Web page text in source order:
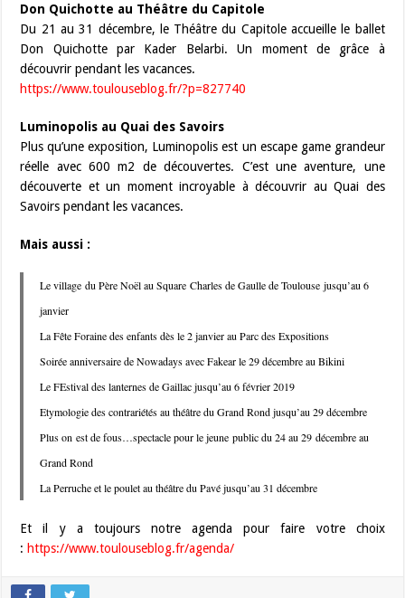
Don Quichotte au Théâtre du Capitole
Du 21 au 31 décembre, le Théâtre du Capitole accueille le ballet
Don Quichotte par Kader Belarbi. Un moment de grâce à
découvrir pendant les vacances.
https://www.toulouseblog.fr/?p=827740
Luminopolis au Quai des Savoirs
Plus qu’une exposition, Luminopolis est un escape game grandeur
réelle avec 600 m2 de découvertes. C’est une aventure, une
découverte et un moment incroyable à découvrir au Quai des
Savoirs pendant les vacances.
Mais aussi :
Le village du Père Noël au Square Charles de Gaulle de Toulouse jusqu’au 6
janvier
La Fête Foraine des enfants dès le 2 janvier au Parc des Expositions
Soirée anniversaire de Nowadays avec Fakear le 29 décembre au Bikini
Le FEstival des lanternes de Gaillac jusqu’au 6 février 2019
Etymologie des contrariétés au théâtre du Grand Rond jusqu’au 29 décembre
Plus on est de fous…spectacle pour le jeune public du 24 au 29 décembre au
Grand Rond
La Perruche et le poulet au théâtre du Pavé jusqu’au 31 décembre
Et il y a toujours notre agenda pour faire votre choix
: https://www.toulouseblog.fr/agenda/